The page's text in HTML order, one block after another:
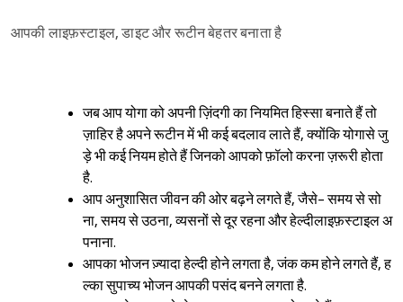
आपकी लाइफ़स्टाइल, डाइट और रूटीन बेहतर बनाता है
जब आप योगा को अपनी ज़िंदगी का नियमित हिस्सा बनाते हैं तो
ज़ाहिर है अपने रूटीन में भी कई बदलाव लाते हैं, क्योंकि योगासे जु
ड़े भी कई नियम होते हैं जिनको आपको फ़ॉलो करना ज़रूरी होता
है.
आप अनुशासित जीवन की ओर बढ़ने लगते हैं, जैसे- समय से सो
ना, समय से उठना, व्यसनों से दूर रहना और हेल्दीलाइफ़स्टाइल अ
पनाना.
आपका भोजन ज़्यादा हेल्दी होने लगता है, जंक कम होने लगते हैं, ह
ल्का सुपाच्य भोजन आपकी पसंद बनने लगता है.